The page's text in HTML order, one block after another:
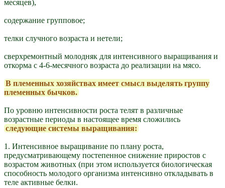
месяцев),
содержание групповое;
телки случного возраста и нетели;
сверхремонтный молодняк для интенсивного выращивания и
откорма с 4-6-месячного возраста до реализации на мясо.
В племенных хозяйствах имеет смысл выделять группу
племенных бычков.
По уровню интенсивности роста телят в различные
возрастные периоды в настоящее время сложились
следующие системы выращивания:
1. Интенсивное выращивание по плану роста,
предусматривающему постепенное снижение приростов с
возрастом животных (при этом используется биологическая
способность молодого организма интенсивно откладывать в
теле активные белки.